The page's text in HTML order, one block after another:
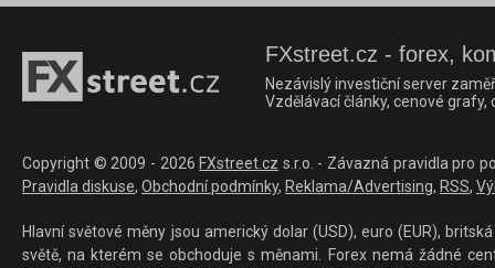
FXstreet.cz - forex,
Nezávislý investiční server
Vzdělávací články, cenové
Copyright © 2009 - 2026 FXstreet.cz s.r.o. - Závazná pravidla pro
Pravidla diskuse, Obchodní podmínky, Reklama/Advertising, RSS,
Hlavní světové měny jsou americký dolar (USD), euro (EUR),
světě, na kterém se obchoduje s měnami. Forex nemá žádné